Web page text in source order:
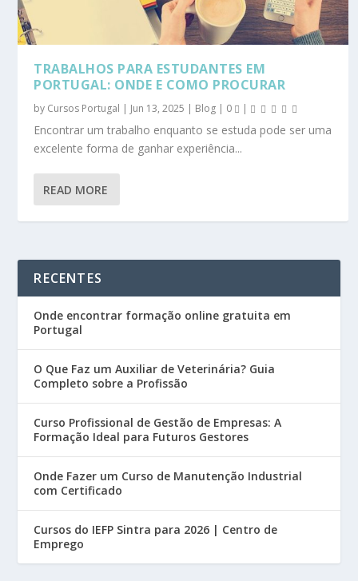
TRABALHOS PARA ESTUDANTES EM
PORTUGAL: ONDE E COMO PROCURAR
by Cursos Portugal | Jun 13, 2025 | Blog | 0 |
Encontrar um trabalho enquanto se estuda pode ser uma
excelente forma de ganhar experiência...
READ MORE
RECENTES
Onde encontrar formação online gratuita em
Portugal
O Que Faz um Auxiliar de Veterinária? Guia
Completo sobre a Profissão
Curso Profissional de Gestão de Empresas: A
Formação Ideal para Futuros Gestores
Onde Fazer um Curso de Manutenção Industrial
com Certificado
Cursos do IEFP Sintra para 2026 | Centro de
Emprego